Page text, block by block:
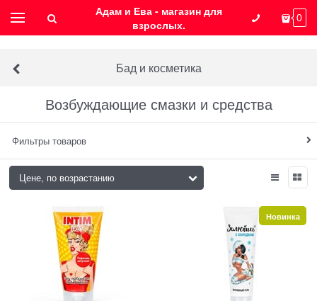
Адам и Ева - магазин для
взрослых.
0
Бад и косметика
Возбуждающие смазки и средства
Фильтры товаров
Новинка